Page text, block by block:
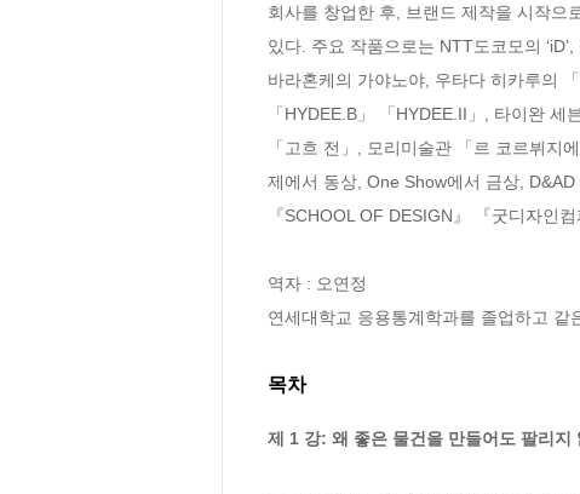
회사를 창업한 후, 브랜드 제작을 시작으
있다. 주요 작품으로는 NTT도코모의
바라혼케의 가야노야, 우타다 히카루의
「HYDEE.B」 「HYDEE.II」, 타이완 세
「고흐 전」, 모리미술관 「르 코르뷔지
제에서 동상, One Show에서 금상,
『SCHOOL OF DESIGN』 『굿디자인
역자 : 오연정
연세대학교 응용통계학과를 졸업하고
목차
제 1 강: 왜 좋은 물건을 만들어도 팔리지